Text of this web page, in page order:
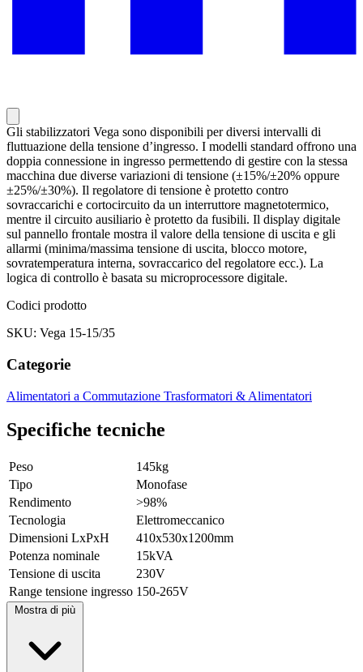
Gli stabilizzatori Vega sono disponibili per diversi intervalli di
fluttuazione della tensione d’ingresso. I modelli standard offrono una
doppia connessione in ingresso permettendo di gestire con la stessa
macchina due diverse variazioni di tensione (±15%/±20% oppure
±25%/±30%). Il regolatore di tensione è protetto contro
sovraccarichi e cortocircuito da un interruttore magnetotermico,
mentre il circuito ausiliario è protetto da fusibili. Il display digitale
sul pannello frontale mostra il valore della tensione di uscita e gli
allarmi (minima/massima tensione di uscita, blocco motore,
sovratemperatura interna, sovraccarico del regolatore ecc.). La
logica di controllo è basata su microprocessore digitale.
Codici prodotto
SKU: Vega 15-15/35
Categorie
Alimentatori a Commutazione Trasformatori & Alimentatori
Specifiche tecniche
Peso
145kg
Tipo
Monofase
Rendimento
>98%
Tecnologia
Elettromeccanico
Dimensioni LxPxH
410x530x1200mm
Potenza nominale
15kVA
Tensione di uscita
230V
Range tensione ingresso 150-265V
Mostra di più